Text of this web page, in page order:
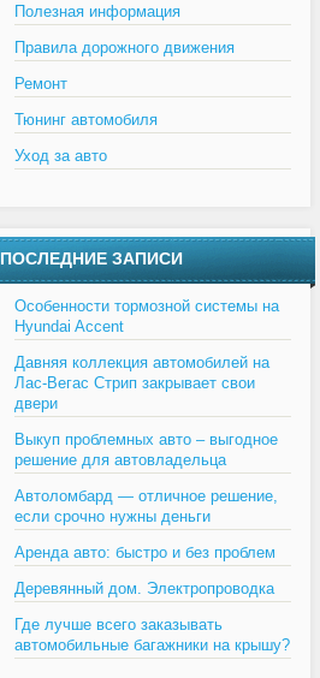
Полезная информация
Правила дорожного движения
Ремонт
Тюнинг автомобиля
Уход за авто
ПОСЛЕДНИЕ ЗАПИСИ
Особенности тормозной системы на
Hyundai Accent
Давняя коллекция автомобилей на
Лас-Вегас Стрип закрывает свои
двери
Выкуп проблемных авто – выгодное
решение для автовладельца
Автоломбард — отличное решение,
если срочно нужны деньги
Аренда авто: быстро и без проблем
Деревянный дом. Электропроводка
Где лучше всего заказывать
автомобильные багажники на крышу?